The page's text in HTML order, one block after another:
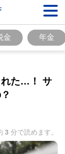
金 年金
れた…！ サ
3 分で読めます。